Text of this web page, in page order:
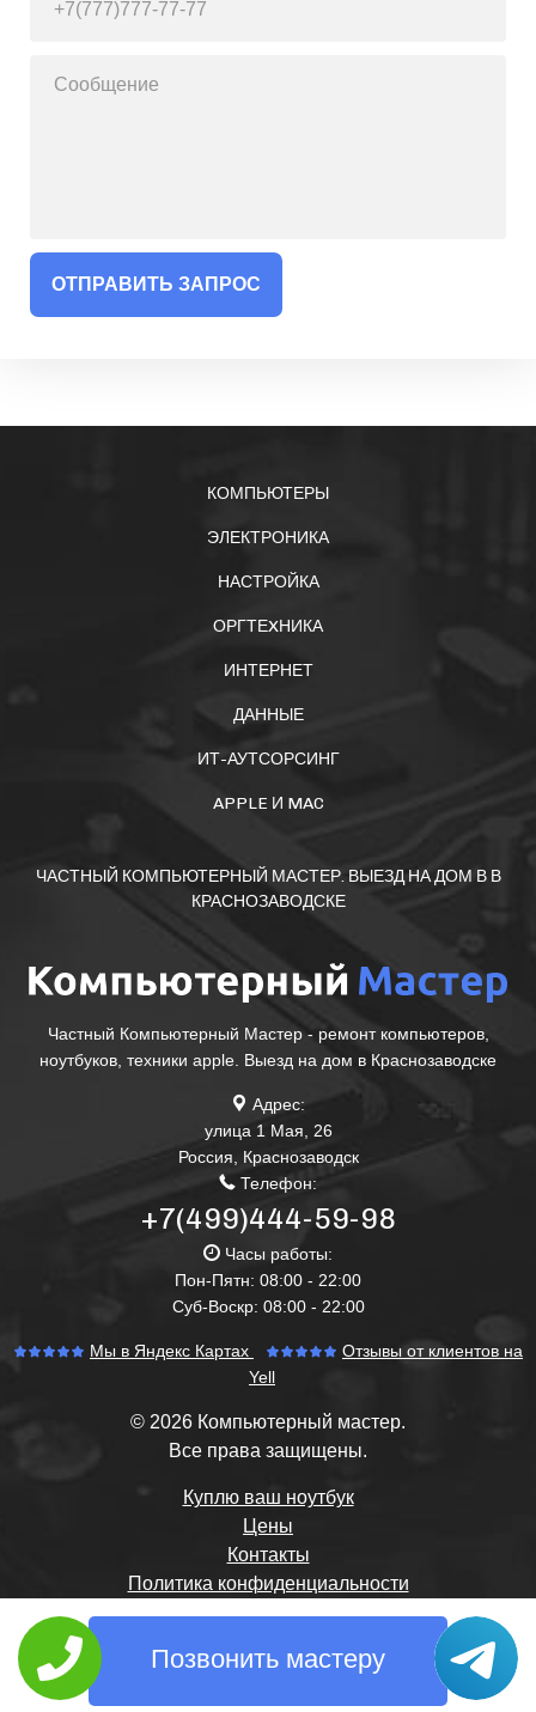
ОТПРАВИТЬ ЗАПРОС
КОМПЬЮТЕРЫ
ЭЛЕКТРОНИКА
НАСТРОЙКА
ОРГТЕXНИКА
ИНТЕРНЕТ
ДАННЫЕ
ИТ-АУТСОРСИНГ
APPLE И MAC
ЧАСТНЫЙ КОМПЬЮТЕРНЫЙ МАСТЕР. ВЫЕЗД НА ДОМ В В
КРАСНОЗАВОДСКЕ
Частный Компьютерный Мастер - ремонт компьютеров,
ноутбуков, техники apple. Выезд на дом в Краснозаводске
Адрес:
улица 1 Мая, 26
Россия, Краснозаводск
Телефон:
+7(499)444-59-98
Часы работы:
Пон-Пятн: 08:00 - 22:00
Суб-Воскр: 08:00 - 22:00
Мы в Яндекс Картах
Отзывы от клиентов на
Yell
© 2026 Компьютерный мастер.
Все права защищены.
Куплю ваш ноутбук
Цены
Контакты
Политика конфиденциальности
Позвонить мастеру